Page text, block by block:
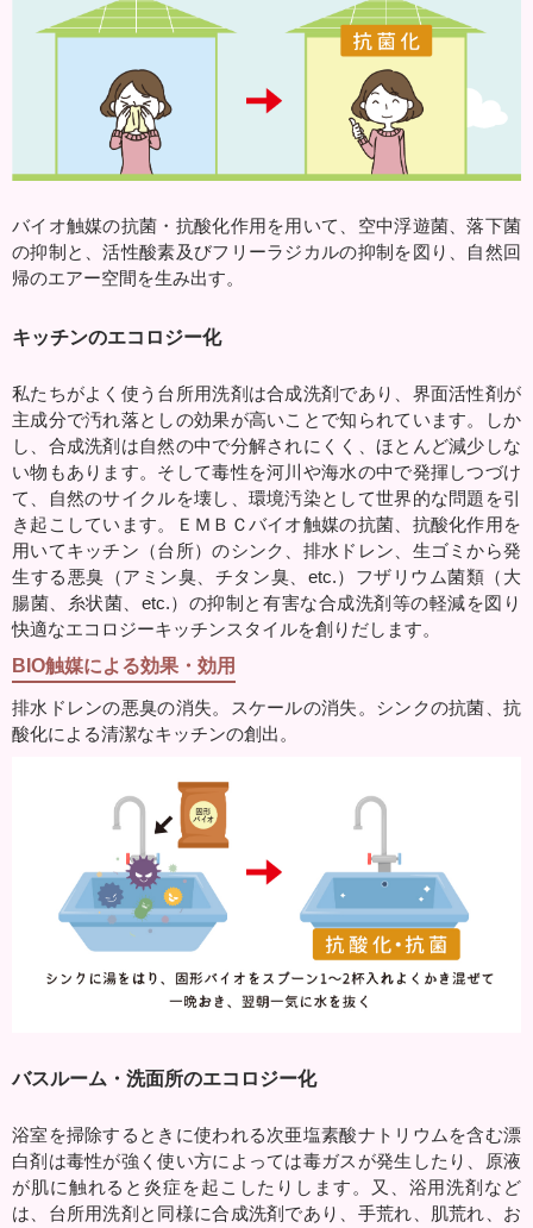
バイオ触媒の抗菌・抗酸化作用を用いて、空中浮遊菌、落下菌
の抑制と、活性酸素及びフリーラジカルの抑制を図り、自然回
帰のエアー空間を生み出す。
キッチンのエコロジー化
私たちがよく使う台所用洗剤は合成洗剤であり、界面活性剤が
主成分で汚れ落としの効果が高いことで知られています。しか
し、合成洗剤は自然の中で分解されにくく、ほとんど減少しな
い物もあります。そして毒性を河川や海水の中で発揮しつづけ
て、自然のサイクルを壊し、環境汚染として世界的な問題を引
き起こしています。ＥＭＢＣバイオ触媒の抗菌、抗酸化作用を
用いてキッチン（台所）のシンク、排水ドレン、生ゴミから発
生する悪臭（アミン臭、チタン臭、etc.）フザリウム菌類（大
腸菌、糸状菌、etc.）の抑制と有害な合成洗剤等の軽減を図り
快適なエコロジーキッチンスタイルを創りだします。
BIO触媒による効果・効用
排水ドレンの悪臭の消失。スケールの消失。シンクの抗菌、抗
酸化による清潔なキッチンの創出。
バスルーム・洗面所のエコロジー化
浴室を掃除するときに使われる次亜塩素酸ナトリウムを含む漂
白剤は毒性が強く使い方によっては毒ガスが発生したり、原液
が肌に触れると炎症を起こしたりします。又、浴用洗剤など
は、台所用洗剤と同様に合成洗剤であり、手荒れ、肌荒れ、お